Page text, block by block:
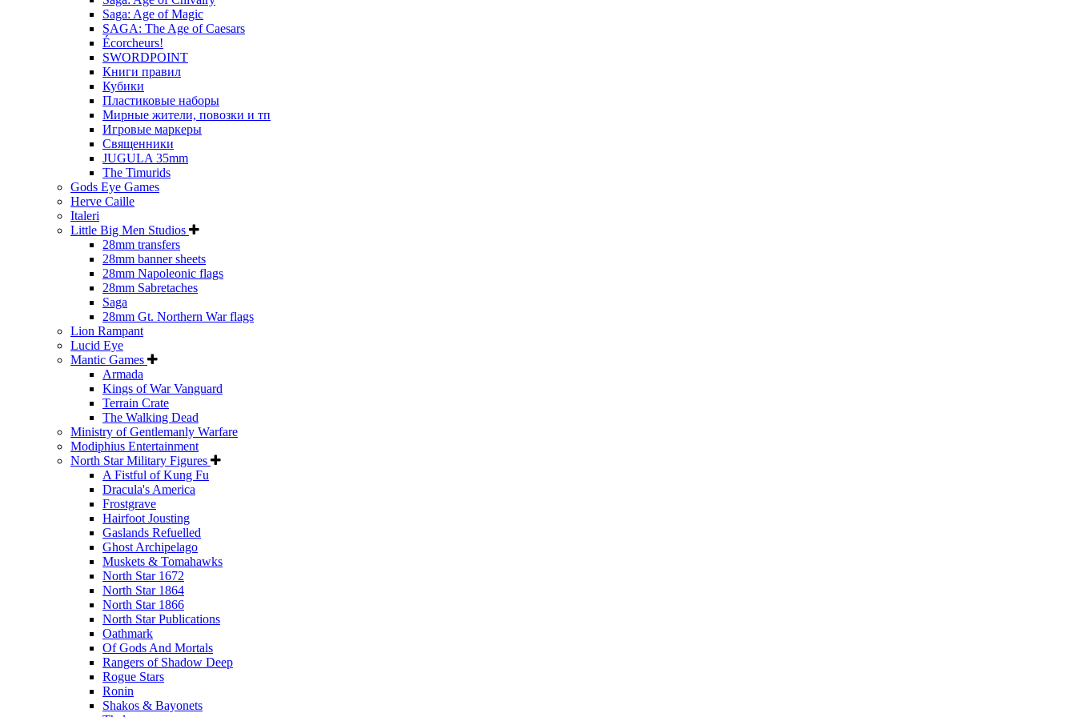
Saga: Age of Magic
SAGA: The Age of Caesars
Écorcheurs!
SWORDPOINT
Книги правил
Кубики
Пластиковые наборы
Мирные жители, повозки и тп
Игровые маркеры
Священники
JUGULA 35mm
The Timurids
Gods Eye Games
Herve Caille
Italeri
Little Big Men Studios
28mm transfers
28mm banner sheets
28mm Napoleonic flags
28mm Sabretaches
Saga
28mm Gt. Northern War flags
Lion Rampant
Lucid Eye
Mantic Games
Armada
Kings of War Vanguard
Terrain Crate
The Walking Dead
Ministry of Gentlemanly Warfare
Modiphius Entertainment
North Star Military Figures
A Fistful of Kung Fu
Dracula's America
Frostgrave
Hairfoot Jousting
Gaslands Refuelled
Ghost Archipelago
Muskets & Tomahawks
North Star 1672
North Star 1864
North Star 1866
North Star Publications
Oathmark
Of Gods And Mortals
Rangers of Shadow Deep
Rogue Stars
Ronin
Shakos & Bayonets